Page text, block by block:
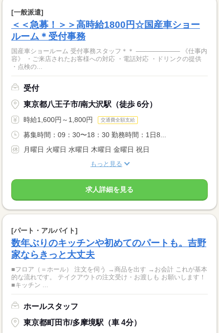
[一般派遣]
＜＜急募！＞＞高時給1800円☆国産車ショー
ルーム＊受付事務
国産車ショールーム 受付事務スタッフ＊＊ ────────── 《仕事内
容》 ・ご来店されたお客様への対応 ・電話対応 ・ドリンクの提供
・点検の...
受付
東京都八王子市/南大沢駅（徒歩 6分）
時給1,600円～1,800円 交通費全額支給
募集時間：09：30〜18：30 勤務時間：1日8...
月曜日 火曜日 水曜日 木曜日 金曜日 祝日
もっと見る
求人詳細を見る
[パート・アルバイト]
数年ぶりのキッチンや初めてのパートも。吉野
家ならきっと大丈夫
■フロア（＝ホール） 注文を伺う →商品を出す →お会計 これが基本
的な流れです。 テイクアウトの注文受け・お渡しも お願いします！
■キッチン ...
ホールスタッフ
東京都町田市/多摩境駅（車 4分）